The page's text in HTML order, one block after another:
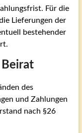
Für die
Lieferungen der
bestehender
des
und Zahlungen
nach §26